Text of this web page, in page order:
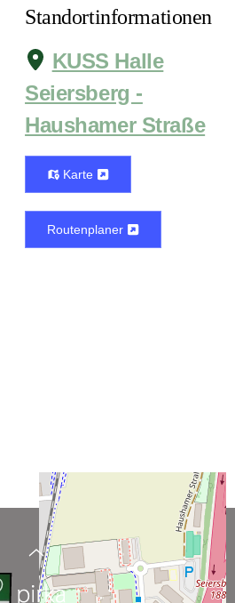
Standortinformationen
KUSS Halle
Seiersberg -
Haushamer Straße
Karte
Routenplaner